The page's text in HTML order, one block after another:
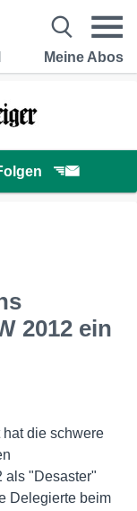
Meine Abos
2012 ein
die schwere
als "Desaster"
Delegierte beim